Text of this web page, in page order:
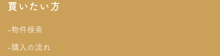
買いたい方
-物件検索
-購入の流れ